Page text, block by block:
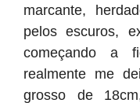
marcante,
pelos escuros,
começando a
realmente me
grosso de